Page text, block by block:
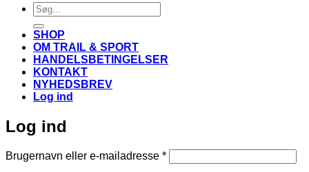
Søg
efter:
SHOP
OM TRAIL & SPORT
HANDELSBETINGELSER
KONTAKT
NYHEDSBREV
Log ind
Log ind
Brugernavn eller e-mailadresse *Påkrævet